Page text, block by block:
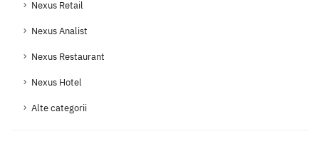
Nexus Retail
Nexus Analist
Nexus Restaurant
Nexus Hotel
Alte categorii